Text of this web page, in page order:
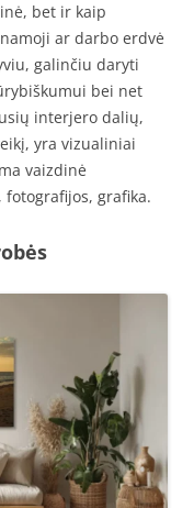
bet ir kaip
ar darbo erdvė
galinčiu daryti
bei net
interjero dalių,
yra vizualiniai
vaizdinė
grafika.